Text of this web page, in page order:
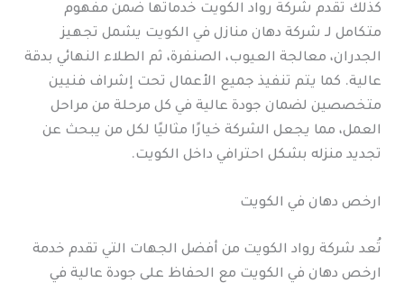
كذلك تقدم شركة رواد الكويت خدماتها ضمن مفهوم
متكامل لـ شركة دهان منازل في الكويت يشمل تجهيز
الجدران، معالجة العيوب، الصنفرة، ثم الطلاء النهائي بدقة
عالية. كما يتم تنفيذ جميع الأعمال تحت إشراف فنيين
متخصصين لضمان جودة عالية في كل مرحلة من مراحل
العمل، مما يجعل الشركة خيارًا مثاليًا لكل من يبحث عن
تجديد منزله بشكل احترافي داخل الكويت.
ارخص دهان في الكويت
تُعد شركة رواد الكويت من أفضل الجهات التي تقدم خدمة
ارخص دهان في الكويت مع الحفاظ على جودة عالية في